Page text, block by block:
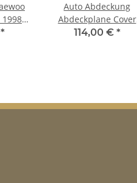
*
Auto Abdeckung
Abdeckplane Cover
Ganzgarage outdoor
114,00 € *